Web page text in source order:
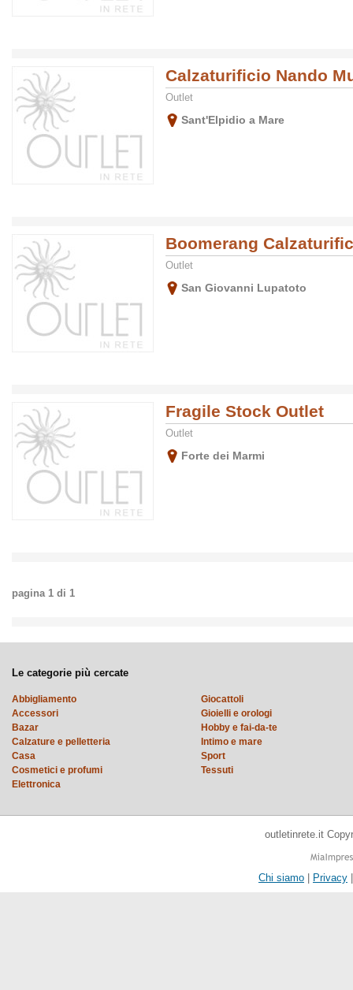
Calzaturificio Nando
Outlet
Sant'Elpidio a Mare
Boomerang
Outlet
San Giovanni Lupatoto
Fragile Stock Outlet
Outlet
Forte dei Marmi
pagina 1 di 1
Le categorie più cercate
Abbigliamento
Accessori
Bazar
Calzature e pelletteria
Casa
Cosmetici e profumi
Elettronica
Giocattoli
Gioielli e orologi
Hobby e fai-da-te
Intimo e mare
Sport
Tessuti
outletinrete.it
Chi siamo | Privacy